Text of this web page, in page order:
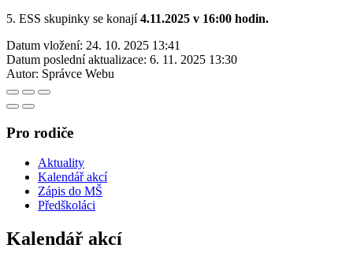
5. ESS skupinky se konají4.11.2025 v 16:00 hodin.
Datum vložení: 24. 10. 2025 13:41
Datum poslední aktualizace: 6. 11. 2025 13:30
Autor: Správce Webu
Pro rodiče
Aktuality
Kalendář akcí
Zápis do MŠ
Předškoláci
Kalendář akcí